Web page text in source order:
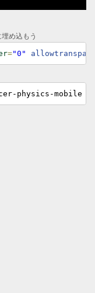
め込もう
="0"
physics-mobile